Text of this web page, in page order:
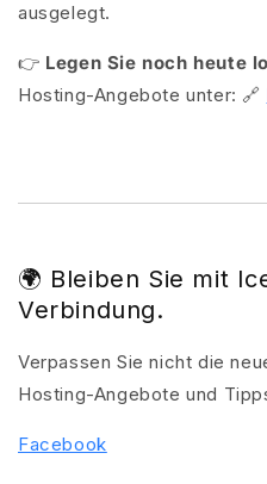
ausgelegt.
👉 Legen Sie noch heute
Hosting-Angebote unter: 🔗
🌍 Bleiben Sie mit
Verbindung.
Verpassen Sie nicht die
Hosting-Angebote und
Facebook